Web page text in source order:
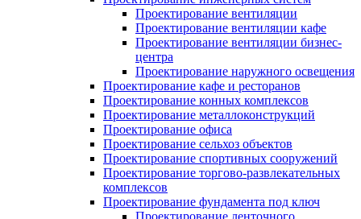
Проектирование вентиляции
Проектирование вентиляции кафе
Проектирование вентиляции бизнес-
центра
Проектирование наружного освещения
Проектирование кафе и ресторанов
Проектирование конных комплексов
Проектирование металлоконструкций
Проектирование офиса
Проектирование сельхоз объектов
Проектирование спортивных сооружений
Проектирование торгово-развлекательных
комплексов
Проектирование фундамента под ключ